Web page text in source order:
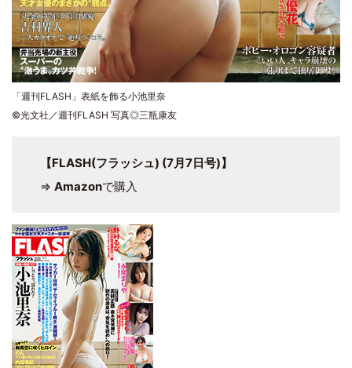
「週刊FLASH」表紙を飾る小池里奈
©光文社／週刊FLASH 写真◎三瓶康友
【FLASH(フラッシュ) (7月7日号)】
⇒ Amazonで購入